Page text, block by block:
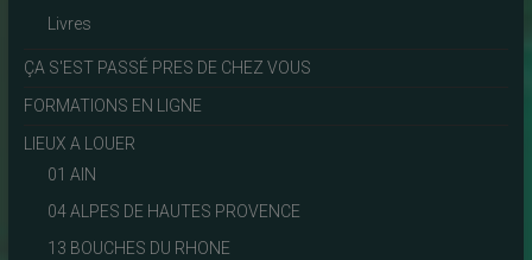
Livres
ÇA S'EST PASSÉ PRES DE CHEZ VOUS
FORMATIONS EN LIGNE
LIEUX A LOUER
01 AIN
04 ALPES DE HAUTES PROVENCE
13 BOUCHES DU RHONE